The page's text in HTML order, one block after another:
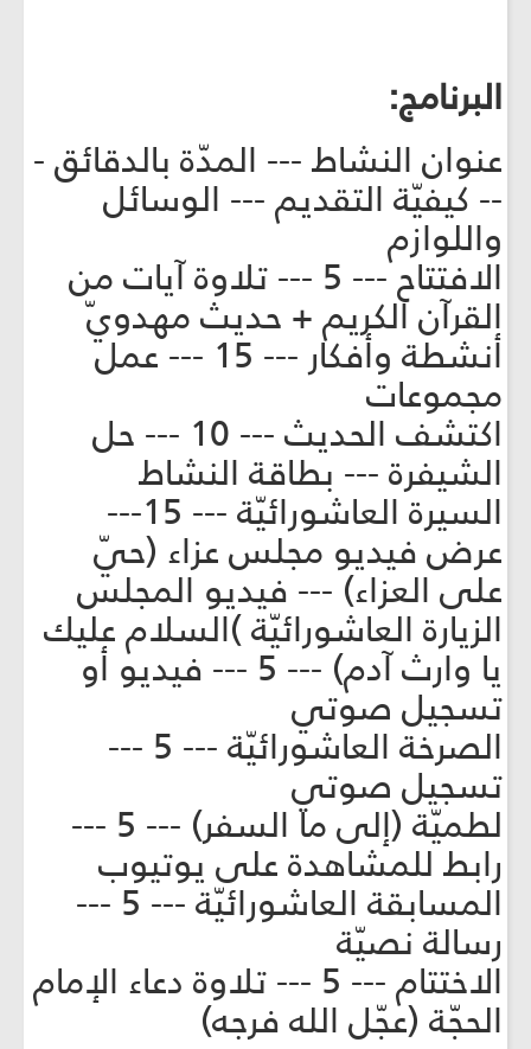
البرنامج:
عنوان النشاط --- المدّة بالدقائق -
-- كيفيّة التقديم --- الوسائل
واللوازم
الافتتاح --- 5 --- تلاوة آيات من
القرآن الكريم + حديث مهدويّ
أنشطة وأفكار --- 15 --- عمل
مجموعات
اكتشف الحديث --- 10 --- حل
الشيفرة --- بطاقة النشاط
السيرة العاشورائيّة --- 15---
عرض فيديو مجلس عزاء (حيّ
على العزاء) --- فيديو المجلس
الزيارة العاشورائيّة )السلام عليك
يا وارث آدم) --- 5 --- فيديو أو
تسجيل صوتي
الصرخة العاشورائيّة --- 5 ---
تسجيل صوتي
لطميّة (إلى ما السفر) --- 5 ---
رابط للمشاهدة على يوتيوب
المسابقة العاشورائيّة --- 5 ---
رسالة نصيّة
الاختتام --- 5 --- تلاوة دعاء الإمام
الحجّة (عجّل الله فرجه)